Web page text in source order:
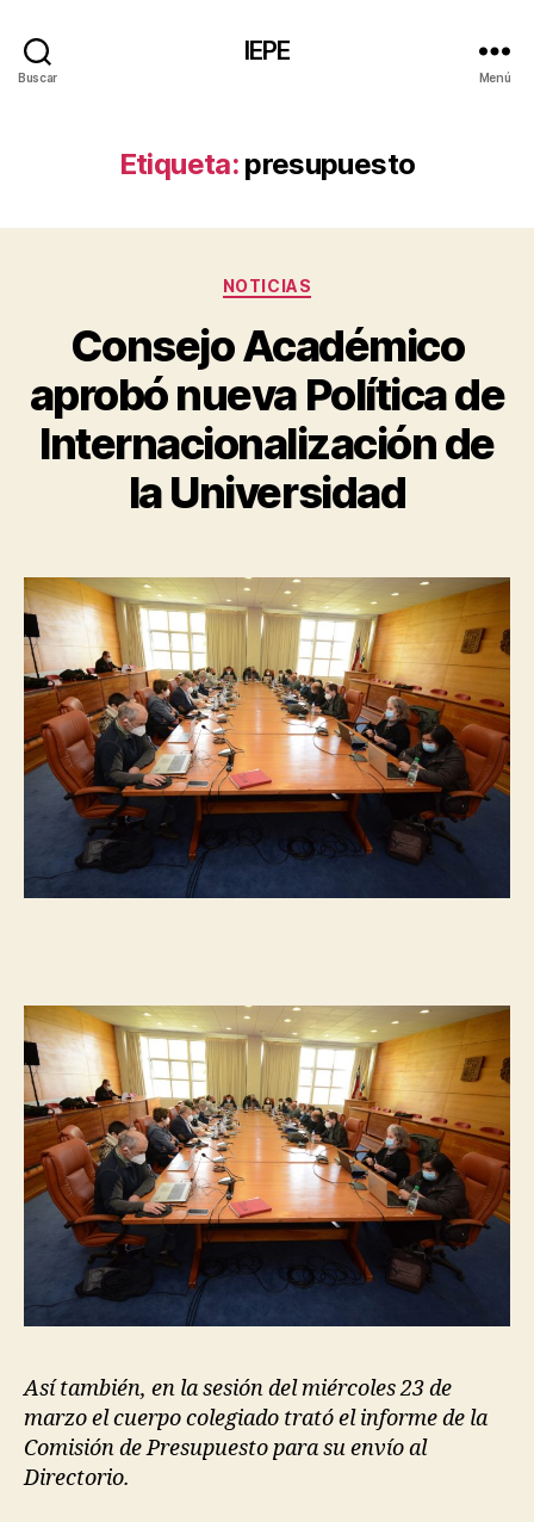
Buscar
IEPE
Menú
Etiqueta: presupuesto
Categorías
NOTICIAS
Consejo Académico
aprobó nueva Política de
Internacionalización de
la Universidad
Así también, en la sesión del miércoles 23 de
marzo el cuerpo colegiado trató el informe de la
Comisión de Presupuesto para su envío al
Directorio.